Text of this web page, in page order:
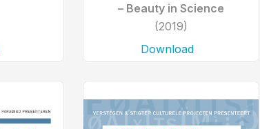
– Beauty in Science
(2019)
Download